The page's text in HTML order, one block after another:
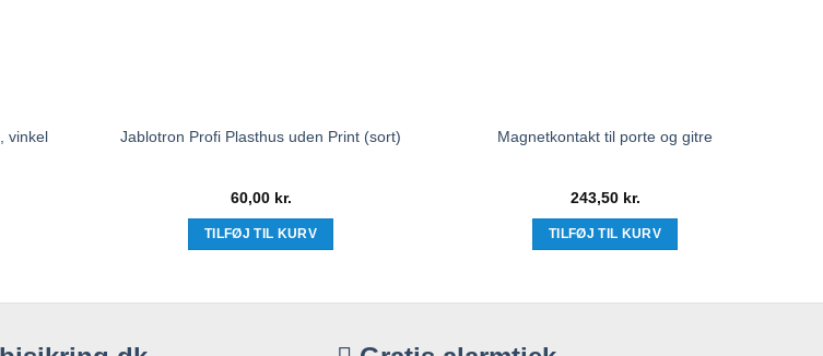
vinkel Jablotron Profi Plasthus uden Print (sort)
60,00 kr.
TILFØJ TIL KURV
Magnetkontakt til porte og gitre
243,50 kr.
TILFØJ TIL KURV